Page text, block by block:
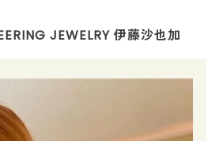
JEWELRY 伊藤沙也加